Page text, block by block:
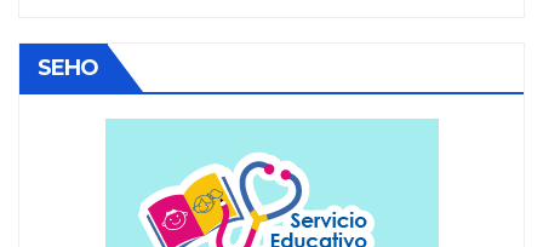
SEHO